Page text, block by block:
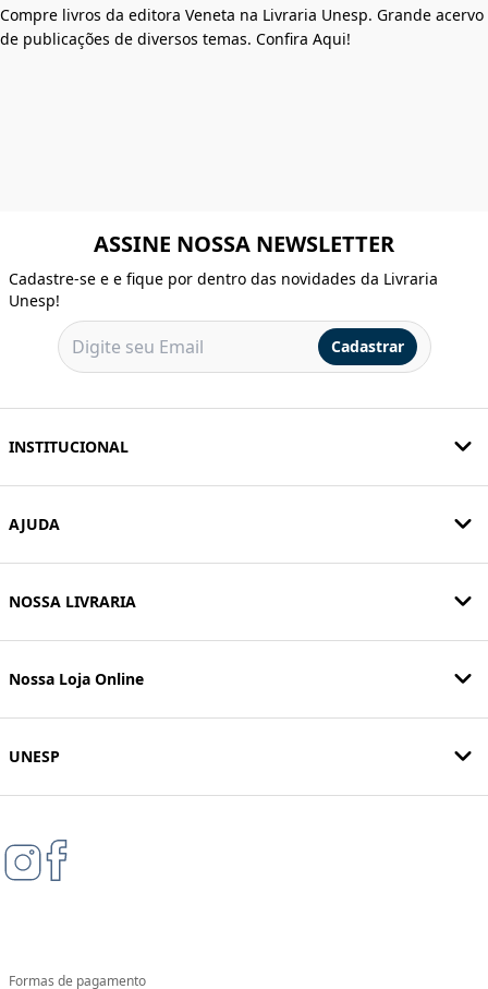
Compre livros da editora Veneta na Livraria Unesp. Grande acervo
de publicações de diversos temas. Confira Aqui!
ASSINE NOSSA NEWSLETTER
Cadastre-se e e fique por dentro das novidades da Livraria
Unesp!
Cadastrar
INSTITUCIONAL
AJUDA
NOSSA LIVRARIA
Nossa Loja Online
UNESP
Formas de pagamento